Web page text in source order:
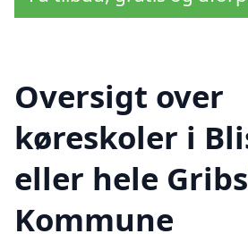
Oversigt over
køreskoler i
eller hele
Kommune